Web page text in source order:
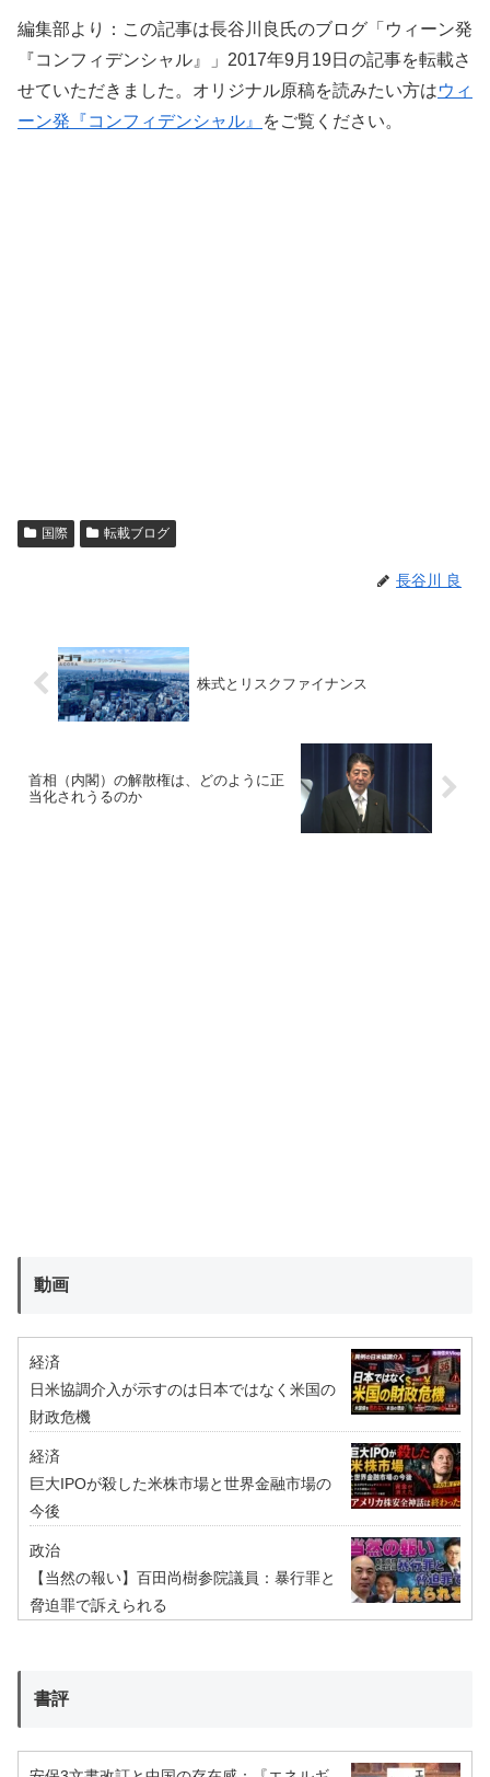
編集部より：この記事は長谷川良氏のブログ「ウィーン発
『コンフィデンシャル』」2017年9月19日の記事を転載さ
せていただきました。オリジナル原稿を読みたい方はウィ
ーン発『コンフィデンシャル』
をご覧ください。
国際 転載ブログ
長谷川 良
株式とリスクファイナンス
首相（内閣）の解散権は、どのように正
当化されうるのか
動画
経済
日米協調介入が示すのは日本ではなく米国の
財政危機
経済
巨大IPOが殺した米株市場と世界金融市場の
今後
政治
【当然の報い】百田尚樹参院議員：暴行罪と
脅迫罪で訴えられる
書評